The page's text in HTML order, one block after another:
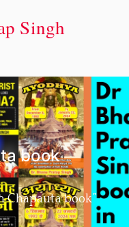
Singh
book
Chapauta book”